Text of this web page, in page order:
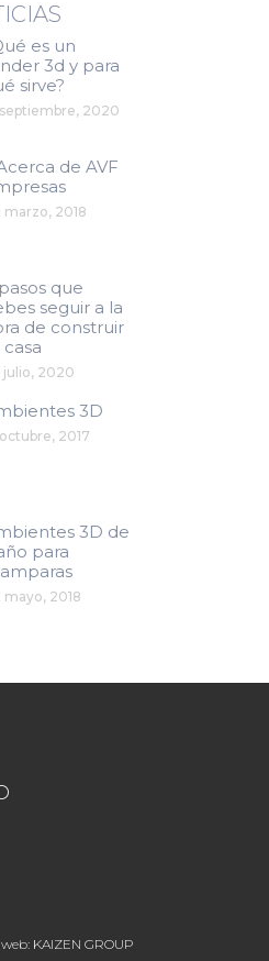
es un
3d y para
sirve?
septiembre, 2020
de AVF
marzo, 2018
que
seguir a la
de construir
julio, 2020
3D
2017
3D de
para
mayo, 2018
KAIZEN GROUP